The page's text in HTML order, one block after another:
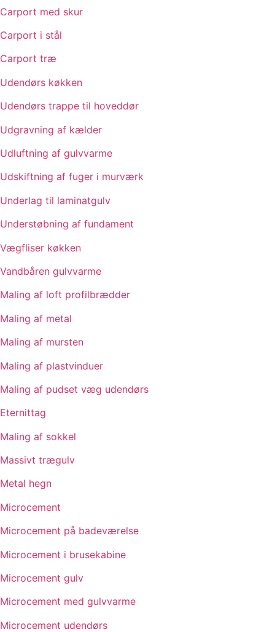
Carport med skur
Carport i stål
Carport træ
Udendørs køkken
Udendørs trappe til hoveddør
Udgravning af kælder
Udluftning af gulvvarme
Udskiftning af fuger i murværk
Underlag til laminatgulv
Understøbning af fundament
Vægfliser køkken
Vandbåren gulvvarme
Maling af loft profilbrædder
Maling af metal
Maling af mursten
Maling af plastvinduer
Maling af pudset væg udendørs
Eternittag
Maling af sokkel
Massivt trægulv
Metal hegn
Microcement
Microcement på badeværelse
Microcement i brusekabine
Microcement gulv
Microcement med gulvvarme
Microcement udendørs